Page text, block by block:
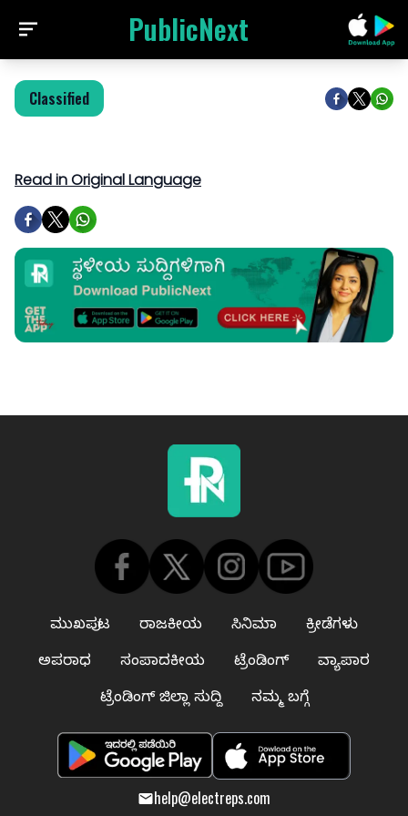
PublicNext
Classified
Read in Original Language
ಮುಖಪುಟ ರಾಜಕೀಯ ಸಿನಿಮಾ
ಕ್ರೀಡೆಗಳು
ಅಪರಾಧ
ಸಂಪಾದಕೀಯ ಟ್ರೆಂಡಿಂಗ್
ವ್ಯಾಪಾರ
ಟ್ರೆಂಡಿಂಗ್ ಜಿಲ್ಲಾ ಸುದ್ದಿ
ನಮ್ಮ ಬಗ್ಗೆ
help@electreps.com